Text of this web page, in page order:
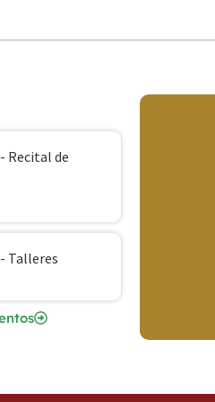
Recital de
Talleres